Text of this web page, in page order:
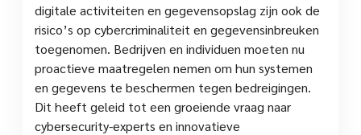
digitale activiteiten en gegevensopslag zijn ook de
risico’s op cybercriminaliteit en gegevensinbreuken
toegenomen. Bedrijven en individuen moeten nu
proactieve maatregelen nemen om hun systemen
en gegevens te beschermen tegen bedreigingen.
Dit heeft geleid tot een groeiende vraag naar
cybersecurity-experts en innovatieve